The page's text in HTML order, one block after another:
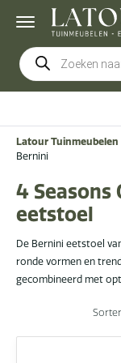
Producten
zoeken
Latour Tuinmeubelen
Bernini
4
eetstoel
De Bernini eetstoel
ronde vormen en
gecombineerd met